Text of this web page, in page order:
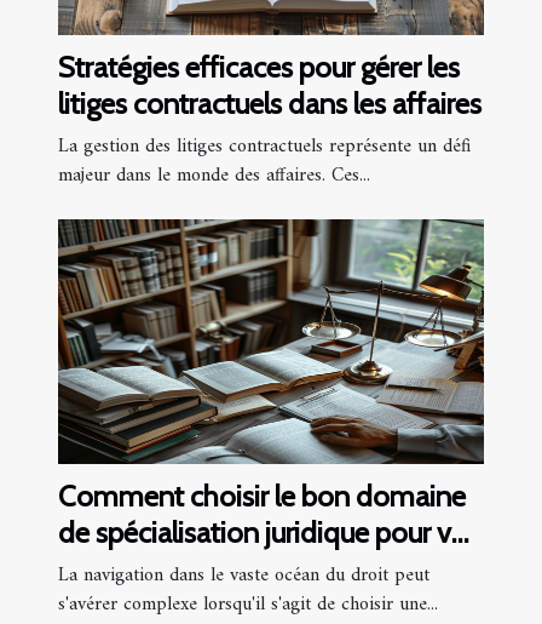
Stratégies efficaces pour gérer les
litiges contractuels dans les affaires
La gestion des litiges contractuels représente un défi
majeur dans le monde des affaires. Ces...
Comment choisir le bon domaine
de spécialisation juridique pour vos
besoins
La navigation dans le vaste océan du droit peut
s'avérer complexe lorsqu'il s'agit de choisir une...